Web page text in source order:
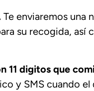
Te enviaremos una
su recogida, así
digitos que
y SMS cuando el